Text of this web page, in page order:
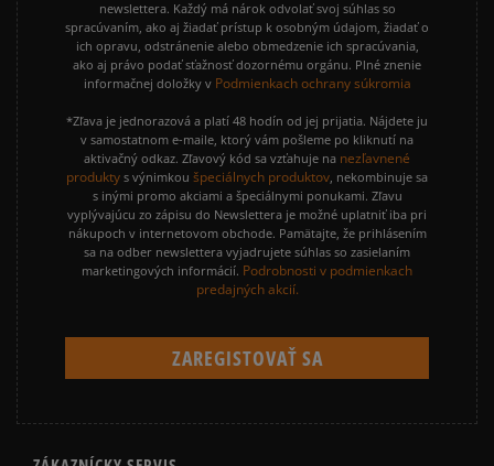
newslettera. Každý má nárok odvolať svoj súhlas so
spracúvaním, ako aj žiadať prístup k osobným údajom, žiadať o
ich opravu, odstránenie alebo obmedzenie ich spracúvania,
ako aj právo podať sťažnosť dozornému orgánu. Plné znenie
informačnej doložky v Podmienkach ochrany súkromia
*Zľava je jednorazová a platí 48 hodín od jej prijatia. Nájdete ju
v samostatnom e-maile, ktorý vám pošleme po kliknutí na
aktivačný odkaz. Zľavový kód sa vzťahuje na nezľavnené
produkty s výnimkou špeciálnych produktov, nekombinuje sa
s inými promo akciami a špeciálnymi ponukami. Zľavu
vyplývajúcu zo zápisu do Newslettera je možné uplatniť iba pri
nákupoch v internetovom obchode. Pamätajte, že prihlásením
sa na odber newslettera vyjadrujete súhlas so zasielaním
marketingových informácií. Podrobnosti v podmienkach
predajných akcií.